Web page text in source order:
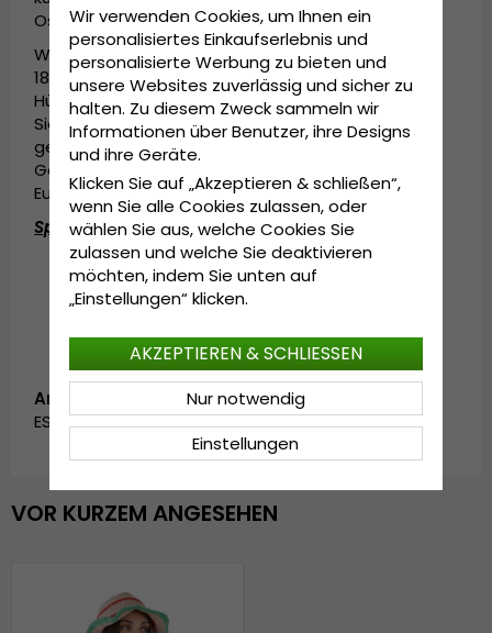
Osten sind.
Wir wollen, dass ALLE - wie in Gårda in den Jahren
1800 und 1900 - moderne, einzigartige, innovative
Hüte zu einem wirklich guten Preis tragen können.
Sie wurde unter den gleichen Voraussetzungen
geschaffen, als sich vor einigen hundert Jahren in
Göteborg Menschen aus verschiedenen Teilen
Europas trafen.
Spezifikationen:
In China hergestellt.
Hergestellt aus:
Artikelnummer:
ESY1017275.praiano.multi
VOR KURZEM ANGESEHEN
Wir verwenden Cookies, um Ihnen ein
personalisiertes Einkaufserlebnis und
personalisierte Werbung zu bieten und
unsere Websites zuverlässig und sicher zu
halten. Zu diesem Zweck sammeln wir
Informationen über Benutzer, ihre Designs
und ihre Geräte.
Klicken Sie auf „Akzeptieren & schließen“,
wenn Sie alle Cookies zulassen, oder
wählen Sie aus, welche Cookies Sie
zulassen und welche Sie deaktivieren
möchten, indem Sie unten auf
„Einstellungen“ klicken.
Einstellungen
Nur notwendig
AKZEPTIEREN & SCHLIESSEN